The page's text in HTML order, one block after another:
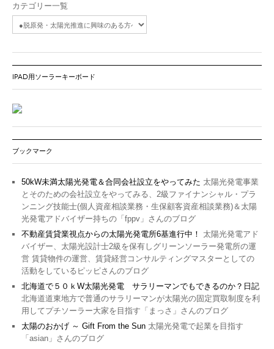
カテゴリー一覧
IPAD用ソーラーキーボード
ブックマーク
50kW未満太陽光発電＆合同会社設立をやってみた 太陽光発電事業
とそのための会社設立をやってみる、2級ファイナンシャル・プラ
ンニング技能士(個人資産相談業務・生保顧客資産相談業務)＆太陽
光発電アドバイザー持ちの「fppv」さんのブログ
不動産賃貸業視点からの太陽光発電所6基進行中！
太陽光発電アド
バイザー、太陽光設計士2級を保有しグリーンソーラー発電所の運
営 賃貸物件の運営、賃貸経営コンサルティングマスターとしての
活動をしているピッピさんのブログ
北海道で５０ｋW太陽光発電 サラリーマンでもできるのか？日記
北海道道東地方で普通のサラリーマンが太陽光の固定買取制度を利
用してプチソーラー大家を目指す「まっさ」さんのブログ
太陽のおかげ ～ Gift From the Sun 太陽光発電で起業を目指す
「asian」さんのブログ